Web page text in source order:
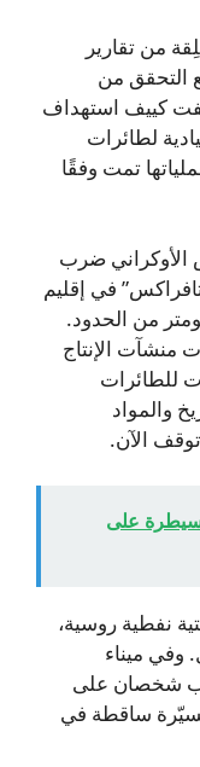
من تقارير
التحقق من
كييف استهداف
لطائرات
تمت وفقًا
الأوكراني ضرب
في إقليم
على بعد نحو 1700 كيلومتر من الحدود.
منشآت الإنتاج
للطائرات
والمواد
الآن.
على
نفطية روسية،
وفي ميناء
شخصان على
ساقطة في